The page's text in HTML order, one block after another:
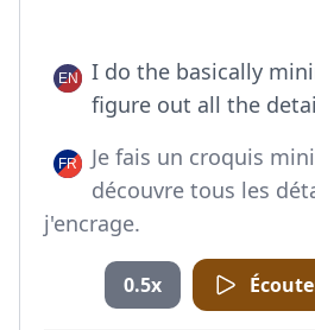
I do the basically
figure out all the
Je fais un croquis
découvre tous les
j'encrage.
0.5x